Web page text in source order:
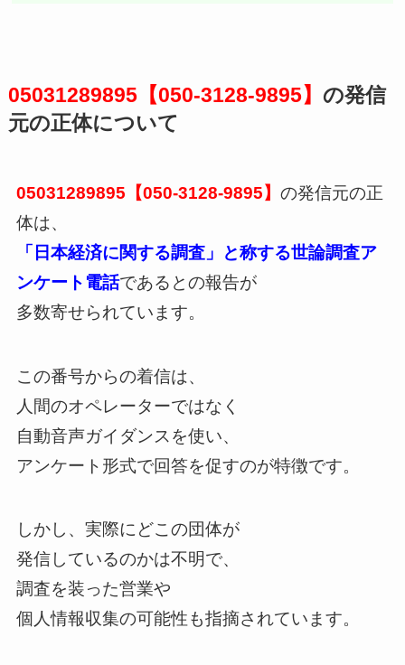
05031289895【050-3128-9895】 の発信
元の正体について
05031289895【050-3128-9895】 の発信元の正
体は、
「日本経済に関する調査」と称する世論調査ア
ンケート電話であるとの報告が
多数寄せられています。
この番号からの着信は、
人間のオペレーターではなく
自動音声ガイダンスを使い、
アンケート形式で回答を促すのが特徴です。
しかし、実際にどこの団体が
発信しているのかは不明で、
調査を装った営業や
個人情報収集の可能性も指摘されています。